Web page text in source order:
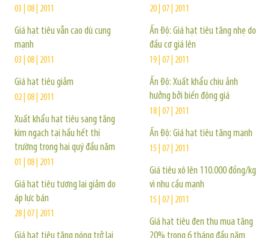
03 | 08 | 2011
Giá hạt tiêu vẫn cao dù cung
mạnh
03 | 08 | 2011
Giá hạt tiêu giảm
02 | 08 | 2011
Xuất khẩu hạt tiêu sang tăng
kim ngạch tại hầu hết thị
trường trong hai quý đầu năm
01 | 08 | 2011
Giá hạt tiêu tương lai giảm do
áp lực bán
28 | 07 | 2011
20 | 07 | 2011
Ấn Độ: Giá hạt tiêu tăng nhẹ do
đầu cơ giá lên
19 | 07 | 2011
Ấn Độ: Xuất khẩu chịu ảnh
hưởng bởi biến động giá
18 | 07 | 2011
Ấn Độ: Giá hạt tiêu tăng mạnh
15 | 07 | 2011
Giá tiêu xô lên 110.000 đồng/kg
vì nhu cầu mạnh
15 | 07 | 2011
Giá hạt tiêu đen thu mua tăng